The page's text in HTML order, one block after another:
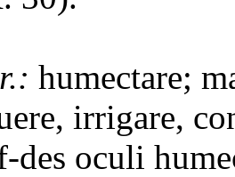
humectare;
irrigare,
des oculi